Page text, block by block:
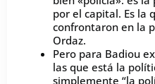
por el capital. Es la
confrontaron en la
Ordaz.
Pero para Badiou
las que está la
simplemente “la